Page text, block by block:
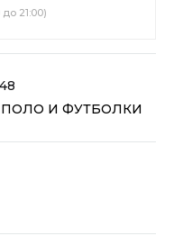
21:00)
ПОЛО И ФУТБОЛКИ